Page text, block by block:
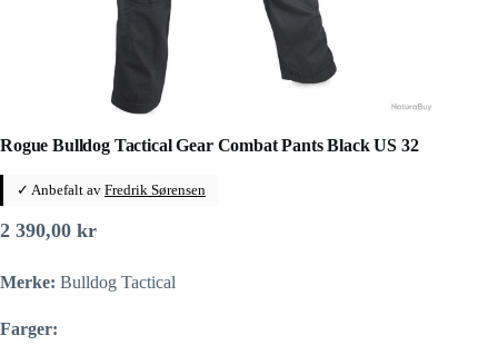
Rogue Bulldog Tactical Gear Combat Pants Black US 32
✓ Anbefalt av Fredrik Sørensen
2 390,00 kr
Merke: Bulldog Tactical
Farger: